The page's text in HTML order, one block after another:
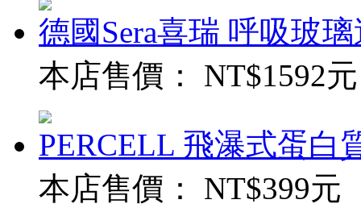
德國Sera喜瑞 呼吸玻
本店售價： NT$1592元
PERCELL 飛瀑式蛋白
本店售價： NT$399元